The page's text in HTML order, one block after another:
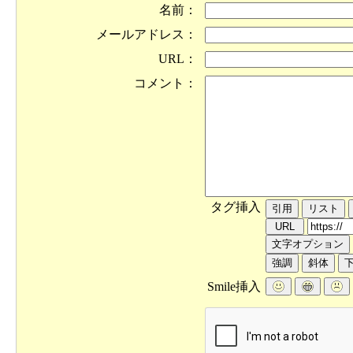
名前：
メールアドレス：
URL：
コメント：
タグ挿入
Smile挿入